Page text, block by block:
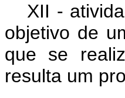
XII -
objetivo de
que se
resulta um